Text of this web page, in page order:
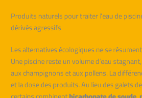
Produits naturels pour traiter l’eau de
dérivés agressifs
Les alternatives écologiques ne se
Une piscine reste un volume d’eau
aux champignons et aux pollens. La
et la dose des produits. Au lieu des galets